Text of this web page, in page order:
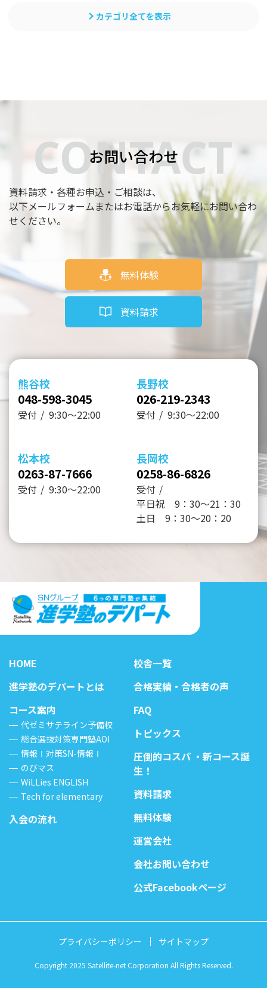
カテゴリ全てを表示
お問い合わせ
資料請求・各種お申込・ご相談は、
以下メールフォームまたはお電話からお気軽にお問い合わ
せください。
無料体験
資料請求
熊谷校
048-598-3045
受付 9:30～22:00
長野校
026-219-2343
受付 9:30～22:00
松本校
0263-87-7666
受付 9:30～22:00
長岡校
0258-86-6826
受付
平日祝 9：30～21：30
土日 9：30～20：20
HOME
進学塾のデパートとは
コース案内
代ゼミサテライン予備校
総合選抜対策専門塾AOI
情報Ⅰ対策SN-情報Ⅰ
のびマス
WiLLies ENGLISH
Tech for elementary
入会の流れ
校舎一覧
合格実績・合格者の声
FAQ
トピックス
圧倒的コスパ ・新コース誕
生！
資料請求
無料体験
運営会社
会社お問い合わせ
公式Facebookページ
プライバシーポリシー サイトマップ
Copyright 2025 Satellite-net Corporation All Rights Reserved.